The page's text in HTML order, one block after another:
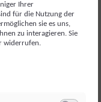
Ihrer
für die Nutzung der
sie es uns,
zu interagieren. Sie
widerrufen.